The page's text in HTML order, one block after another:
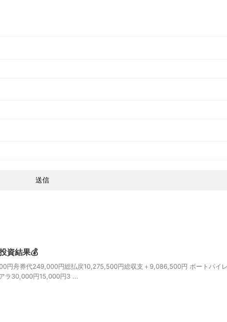
資結果💰
円舟券代249,000円総払戻10,275,500円総収支＋9,086,500円 ボートパイ
ラ30,000円15,000円3 ...